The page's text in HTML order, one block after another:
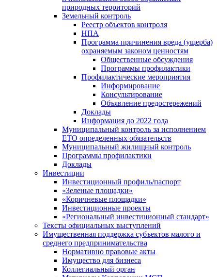
природных территорий
Земельный контроль
Реестр объектов контроля
НПА
Программа причинения вреда (ущерба)
охраняемым законом ценностям
Общественные обсуждения
Программы профилактики
Профилактические мероприятия
Информирование
Консультирование
Объявление предостережений
Доклады
Информация до 2022 года
Муниципальный контроль за исполнением
ЕТО определенных обязательств
Муниципальный жилищный контроль
Программы профилактики
Доклады
Инвестиции
Инвестиционный профиль/паспорт
«Зеленые площадки»
«Коричневые площадки»
Инвестиционные проекты
«Региональный инвестиционный стандарт»
Тексты официальных выступлений
Имущественная поддержка субъектов малого и
среднего предпринимательства
Нормативно правовые акты
Имущество для бизнеса
Коллегиальный орган